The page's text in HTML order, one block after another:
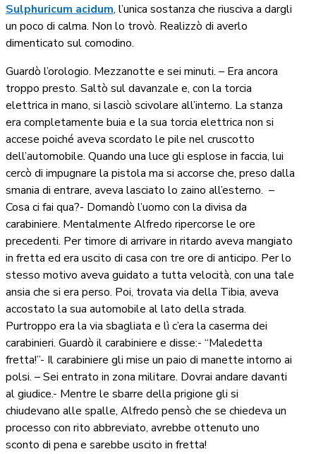
Sulphuricum acidum, l’unica sostanza che riusciva a dargli
un poco di calma. Non lo trovò. Realizzò di averlo
dimenticato sul comodino.
Guardò l’orologio. Mezzanotte e sei minuti. – Era ancora
troppo presto. Saltò sul davanzale e, con la torcia
elettrica in mano, si lasciò scivolare all’interno. La stanza
era completamente buia e la sua torcia elettrica non si
accese poiché aveva scordato le pile nel cruscotto
dell’automobile. Quando una luce gli esplose in faccia, lui
cercò di impugnare la pistola ma si accorse che, preso dalla
smania di entrare, aveva lasciato lo zaino all’esterno. –
Cosa ci fai qua?- Domandò l’uomo con la divisa da
carabiniere. Mentalmente Alfredo ripercorse le ore
precedenti. Per timore di arrivare in ritardo aveva mangiato
in fretta ed era uscito di casa con tre ore di anticipo. Per lo
stesso motivo aveva guidato a tutta velocità, con una tale
ansia che si era perso. Poi, trovata via della Tibia, aveva
accostato la sua automobile al lato della strada.
Purtroppo era la via sbagliata e lì c’era la caserma dei
carabinieri. Guardò il carabiniere e disse:- “Maledetta
fretta!”- Il carabiniere gli mise un paio di manette intorno ai
polsi. – Sei entrato in zona militare. Dovrai andare davanti
al giudice.- Mentre le sbarre della prigione gli si
chiudevano alle spalle, Alfredo pensò che se chiedeva un
processo con rito abbreviato, avrebbe ottenuto uno
sconto di pena e sarebbe uscito in fretta!